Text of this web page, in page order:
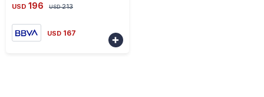
USD 196 USD 213
USD 167
